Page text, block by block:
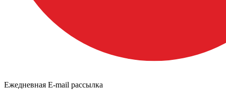
Ежедневная E-mail рассылка